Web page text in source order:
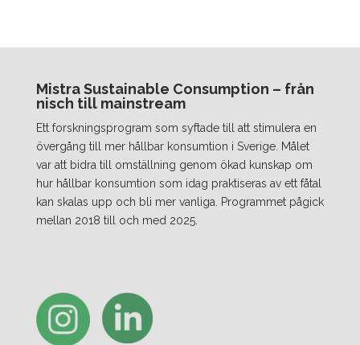
Mistra Sustainable Consumption – från
nisch till mainstream
Ett forskningsprogram som syftade till att stimulera en
övergång till mer hållbar konsumtion i Sverige. Målet
var att bidra till omställning genom ökad kunskap om
hur hållbar konsumtion som idag praktiseras av ett fåtal
kan skalas upp och bli mer vanliga. Programmet pågick
mellan 2018 till och med 2025.